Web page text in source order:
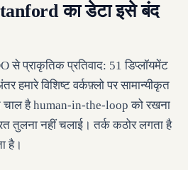
का डेटा इसे बंद
से प्राकृतिक प्रतिवाद: 51 डिप्लॉयमेंट
हमारे विशिष्ट वर्कफ़्लो पर सामान्यीकृत
चाल है human-in-the-loop को रखना
तुलना नहीं चलाई। तर्क कठोर लगता है
है।